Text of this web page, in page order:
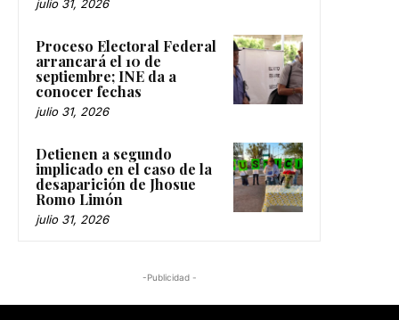
julio 31, 2026
Proceso Electoral Federal
arrancará el 10 de
septiembre; INE da a
conocer fechas
julio 31, 2026
Detienen a segundo
implicado en el caso de la
desaparición de Jhosue
Romo Limón
julio 31, 2026
-Publicidad -